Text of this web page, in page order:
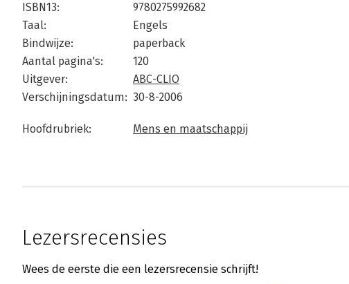
ISBN13:
9780275992682
Taal:
Engels
Bindwijze:
paperback
Aantal pagina's:
120
Uitgever:
ABC-CLIO
Verschijningsdatum: 30-8-2006
Hoofdrubriek: Mens en maatschappij
Lezersrecensies
Wees de eerste die een lezersrecensie schrijft!